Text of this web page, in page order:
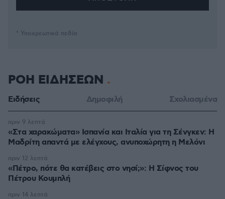
* Υποχρεωτικά πεδία
ΡΟΗ ΕΙΔΗΣΕΩΝ
Ειδήσεις Δημοφιλή Σχολιασμένα
«Στα χαρακώματα» Ισπανία και Ιταλία για τη Σένγκεν: Η
Μαδρίτη απαντά με ελέγχους, ανυποχώρητη η Μελόνι
πριν 9 λεπτά
«Πέτρο, πότε θα κατέβεις στο νησί;»: Η Σίφνος του
Πέτρου Κουμπλή
πριν 12 λεπτά
πριν 14 λεπτά